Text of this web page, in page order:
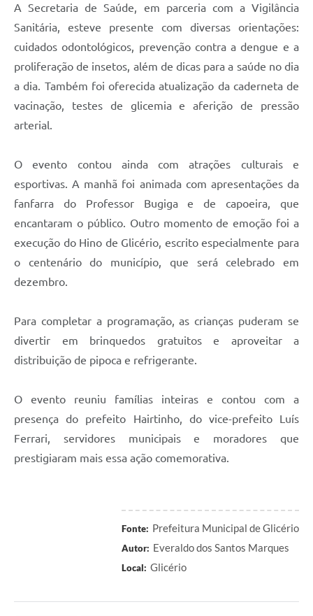
A Secretaria de Saúde, em parceria com a Vigilância
Sanitária, esteve presente com diversas orientações:
cuidados odontológicos, prevenção contra a dengue e a
proliferação de insetos, além de dicas para a saúde no dia
a dia. Também foi oferecida atualização da caderneta de
vacinação, testes de glicemia e aferição de pressão
arterial.
O evento contou ainda com atrações culturais e
esportivas. A manhã foi animada com apresentações da
fanfarra do Professor Bugiga e de capoeira, que
encantaram o público. Outro momento de emoção foi a
execução do Hino de Glicério, escrito especialmente para
o centenário do município, que será celebrado em
dezembro.
Para completar a programação, as crianças puderam se
divertir em brinquedos gratuitos e aproveitar a
distribuição de pipoca e refrigerante.
O evento reuniu famílias inteiras e contou com a
presença do prefeito Hairtinho, do vice-prefeito Luís
Ferrari, servidores municipais e moradores que
prestigiaram mais essa ação comemorativa.
Fonte: Prefeitura Municipal de Glicério
Autor: Everaldo dos Santos Marques
Local: Glicério